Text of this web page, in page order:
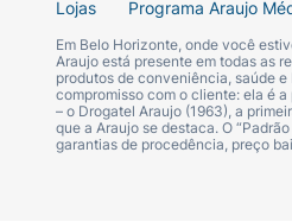
Lojas
Programa Araujo
Em Belo Horizonte, onde você
Araujo está presente em todas as
produtos de conveniência, saúde
compromisso com o cliente: ela é
– o Drogatel Araujo (1963), a
que a Araujo se destaca. O
garantias de procedência, preço